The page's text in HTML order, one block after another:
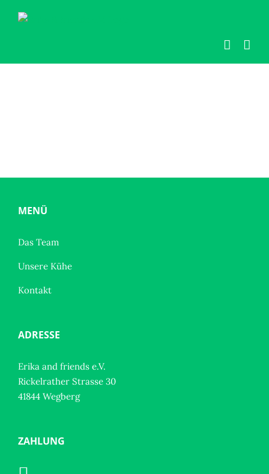
Inhalt
MENÜ
Das Team
Unsere Kühe
Kontakt
ADRESSE
Erika and friends e.V.
Rickelrather Strasse 30
41844 Wegberg
ZAHLUNG